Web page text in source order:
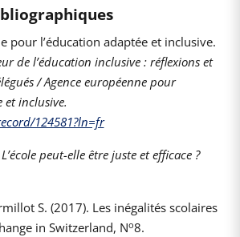
pour l’éducation adaptée et inclusive.
de l’éducation inclusive : réflexions et
/ Agence européenne pour
et inclusive.
124581?ln=fr
L’école peut-elle être juste et efficace ?
S. (2017). Les inégalités scolaires
in Switzerland, No8.